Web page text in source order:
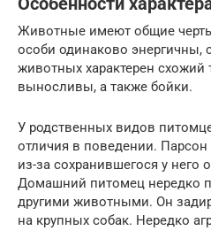
Животные имеют общие черты
особи одинаково
животных характерен схожий
выносливы, а также бойки.
У родственных видов
отличия в поведении. Парсон
из-за сохранившегося у него
Домашний питомец нередко
другими животными. Он
на крупных собак. Нередко